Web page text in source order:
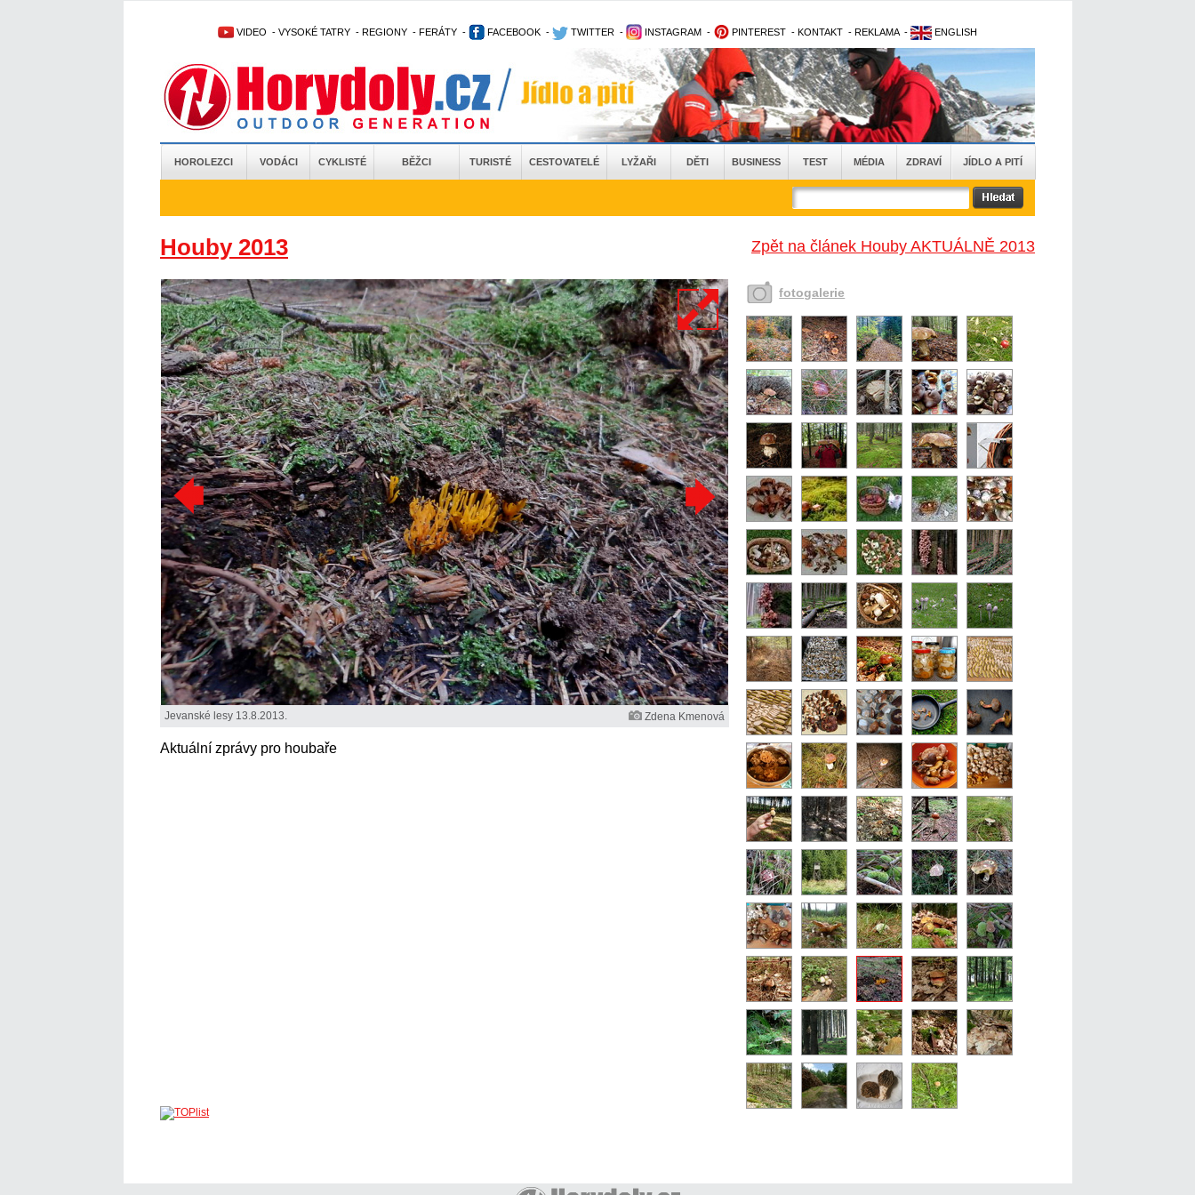
VIDEO - VYSOKÉ TATRY - REGIONY - FERÁTY - FACEBOOK - TWITTER - INSTAGRAM - PINTEREST - KONTAKT - REKLAMA - ENGLISH
HOROLEZCI VODÁCI CYKLISTÉ BĚŽCI TURISTÉ CESTOVATELÉ LYŽAŘI DĚTI BUSINESS TEST MÉDIA ZDRAVÍ JÍDLO A PITÍ
Zpět na článek Houby AKTUÁLNĚ 2013
Houby 2013
Jevanské lesy 13.8.2013. Zdena Kmenová
Aktuální zprávy pro houbaře
fotogalerie